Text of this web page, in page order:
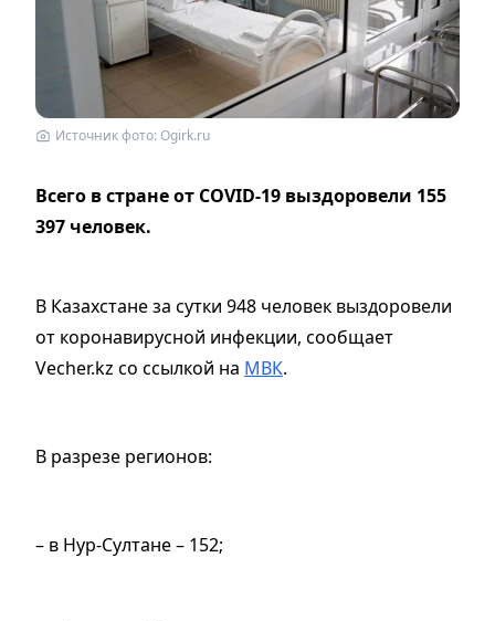
Источник фото: Ogirk.ru
Всего в стране от COVID-19 выздоровели 155
397 человек.
В Казахстане за сутки 948 человек выздоровели
от коронавирусной инфекции, сообщает
Vecher.kz со ссылкой на МВК.
В разрезе регионов:
– в Нур-Султане – 152;